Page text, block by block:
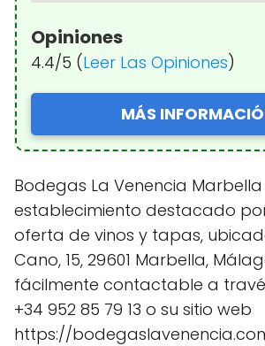
Opiniones
4.4/5 (Leer Las Opiniones)
MÁS
Bodegas La Venencia Marbella
establecimiento destacado
oferta de vinos y tapas,
Cano, 15, 29601 Marbella,
fácilmente contactable a
+34 952 85 79 13 o su sitio web
https://